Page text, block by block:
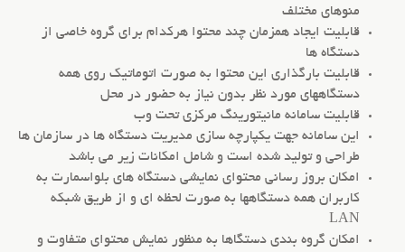
منوهای مختلف
قابلیت ایجاد همزمان چند محتوا هرکدام برای گروه خاصی از
دستگاه ها
قابلیت بارگذاری این محتوا به صورت اتوماتیک روی همه
دستگاههای مورد نظر بدون نیاز به حضور در محل
قابلیت سامانه مانیتورینگ مرکزی تحت وب
این سامانه جهت یکپارچه سازی مدیریت دستگاه ها در سازمان ها
طراحی و تولید شده است و شامل امکانات زیر می باشد
امکان بروز رسانی محتوای نمایشی دستگاه های بلواسمارت به
کاربران همه دستگاهها به صورت لحظه ای و از طریق شبکه
LAN
امکان گروه بندی دستگاها به منظور نمایش محتوای متفاوت و